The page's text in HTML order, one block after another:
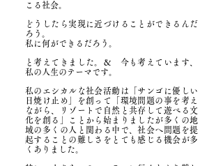
こる社会。
どうしたら実現に近づけることができるんだ
ろう。
私に何ができるだろう。
と考えてきました。＆ 今も考えています、
私の人生のテーマです。
私のエシカルな社会活動は「サンゴに優しい
日焼け止め」を創って「環境問題の事を考え
ながら、リゾートで自然と共存して遊べる文
化を創る」ことから始まりましたが多くの地
域の多くの人と関わる中で、社会へ問題を提
起することの難しさをとても感じる機会が多
くありました。